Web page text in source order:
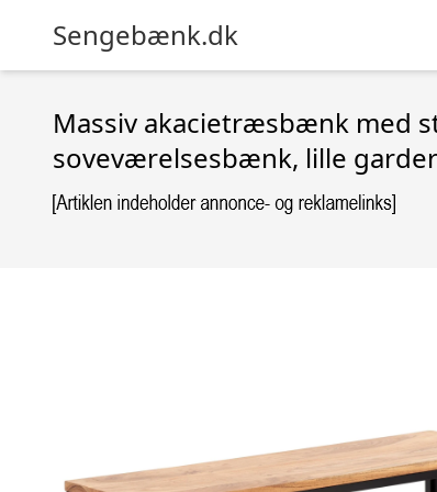
Sengebænk.dk
Massiv akacietræsbænk med
soveværelsesbænk, lille